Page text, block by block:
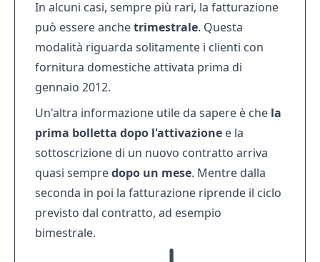
In alcuni casi, sempre più rari, la fatturazione
può essere anchetrimestrale. Questa
modalità riguarda solitamente i clienti con
fornitura domestiche attivata prima di
gennaio 2012.
Un'altra informazione utile da sapere è che la
prima bolletta dopo l'attivazione e la
sottoscrizione di un nuovo contratto arriva
quasi sempredopo un mese. Mentre dalla
seconda in poi la fatturazione riprende il ciclo
previsto dal contratto, ad esempio
bimestrale.